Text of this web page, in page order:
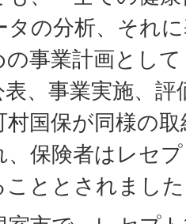
タの分析、それ
事業計画とし
、事業実施、
村国保が同様の
保険者はレセ
こととされまし